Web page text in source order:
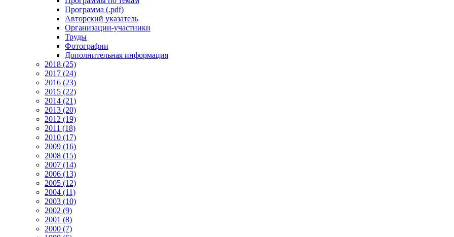
Программа (.pdf)
Авторский указатель
Организации-участники
Труды
Фотографии
Дополнительная информация
2018 (25)
2017 (24)
2016 (23)
2015 (22)
2014 (21)
2013 (20)
2012 (19)
2011 (18)
2010 (17)
2009 (16)
2008 (15)
2007 (14)
2006 (13)
2005 (12)
2004 (11)
2003 (10)
2002 (9)
2001 (8)
2000 (7)